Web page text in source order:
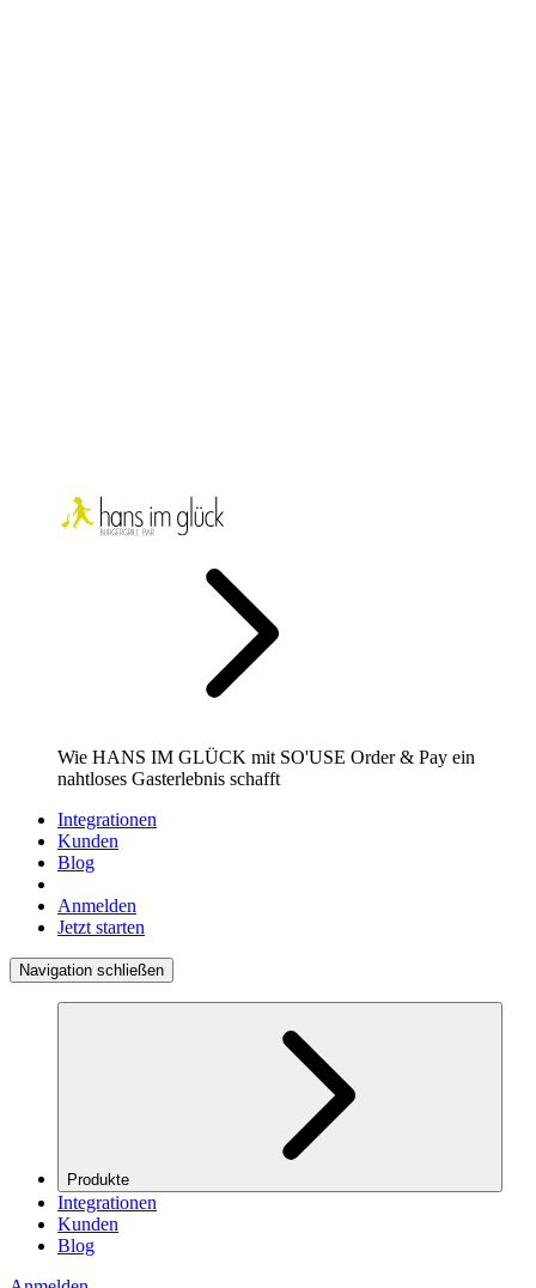
Wie HANS IM GLÜCK mit SO'USE Order & Pay ein
nahtloses Gasterlebnis schafft
Integrationen
Kunden
Blog
Anmelden
Jetzt starten
Navigation schließen
Produkte
Integrationen
Kunden
Blog